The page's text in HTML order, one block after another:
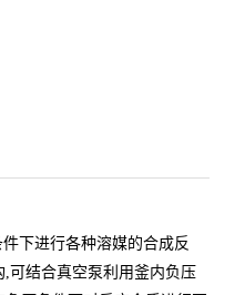
件下进行各种溶媒的合成反
可结合真空泵利用釜内负压